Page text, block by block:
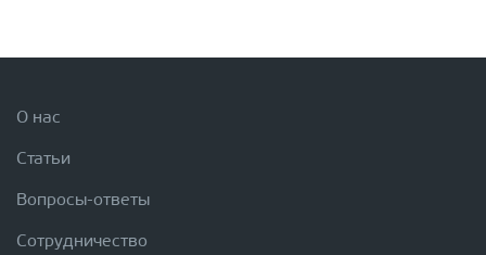
О нас
Статьи
Вопросы-ответы
Сотрудничество